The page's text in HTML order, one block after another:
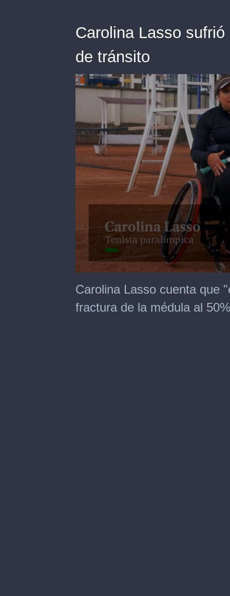
Carolina Lasso
de tránsito
seconds
of
seconds
Carolina Lasso cuenta que
fractura de la médula al